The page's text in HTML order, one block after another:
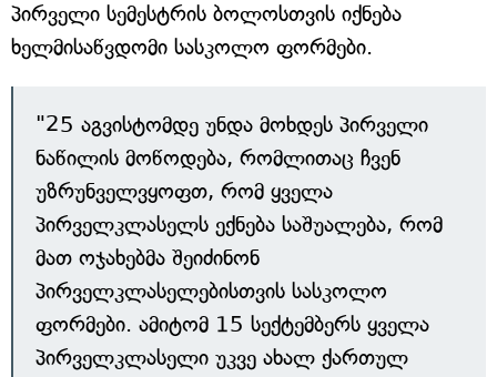
პირველი სემესტრის ბოლოსთვის იქნება
ხელმისაწვდომი სასკოლო ფორმები.
"25 აგვისტომდე უნდა მოხდეს პირველი
ნაწილის მოწოდება, რომლითაც ჩვენ
უზრუნველვყოფთ, რომ ყველა
პირველკლასელს ექნება საშუალება, რომ
მათ ოჯახებმა შეიძინონ
პირველკლასელებისთვის სასკოლო
ფორმები. ამიტომ 15 სექტემბერს ყველა
პირველკლასელი უკვე ახალ ქართულ